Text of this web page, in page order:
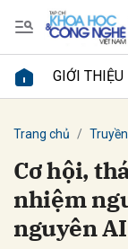
GIỚI THIỆU
Trang chủ
Cơ hội,
nhiệm
nguyên AI
Gửi bình